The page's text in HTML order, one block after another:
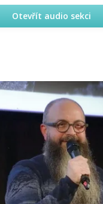
Otevřít audio sekci